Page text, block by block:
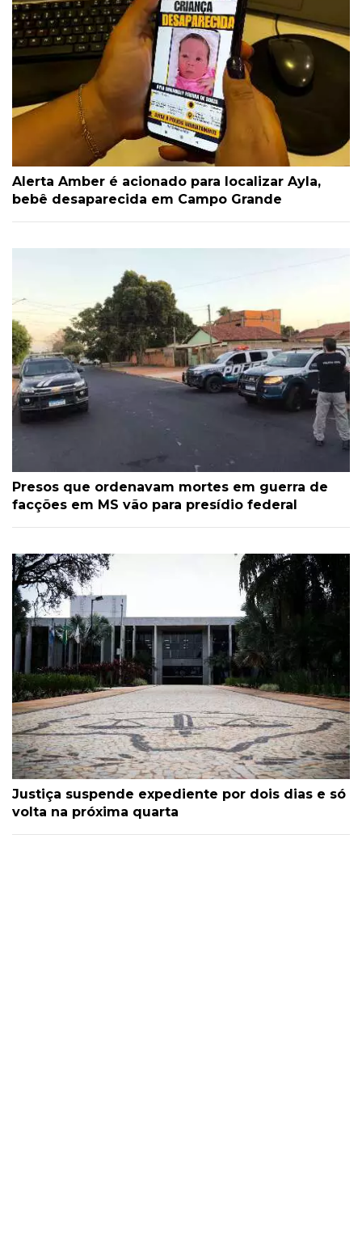
Alerta Amber é acionado para localizar Ayla,
bebê desaparecida em Campo Grande
Presos que ordenavam mortes em guerra de
facções em MS vão para presídio federal
Justiça suspende expediente por dois dias e só
volta na próxima quarta